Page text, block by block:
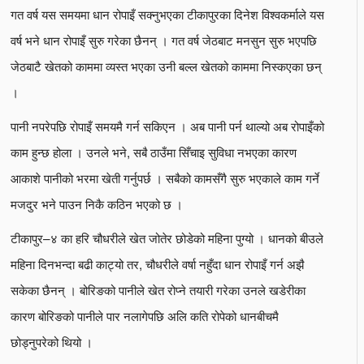
गत वर्ष यस समयमा धान रोपाइँ सक्नुभएका टीकापुरका दिनेश विश्वकर्माले यस
वर्ष भने धान रोपाइँ सुरु गरेका छैनन् । गत वर्ष जेठबाट मनसुन सुरु भएपछि
जेठबाटै खेतको काममा व्यस्त भएका उनी बल्ल खेतको काममा निस्कएका छन्
।
पानी नपरेपछि रोपाइँ समयमै गर्न सकिएन । अब पानी पर्न थाल्यो अब रोपाइँको
काम हुन्छ होला । उनले भने, सबै ठाउँमा सिँचाइ सुविधा नभएका कारण
आकाशे पानीको भरमा खेती गर्नुपर्छ । सबैको कामसँगै सुरु भएकाले काम गर्ने
मजदुर भने पाउन निकै कठिन भएको छ ।
टीकापुर–४ का हरि चौधरीले खेत जोतेर छोडेको महिना पुग्यो । धानको बीउले
महिना दिनभन्दा बढी काट्यो तर, चौधरीले वर्षा नहुँदा धान रोपाइँ गर्न अझै
सकेका छैनन् । बोरिङको पानीले खेत रोप्ने तयारी गरेका उनले खडेरीका
कारण बोरिङको पानीले पार नलागेपछि अलि कति रोपेको धानबीचमै
छोड्नुपरेको थियो ।